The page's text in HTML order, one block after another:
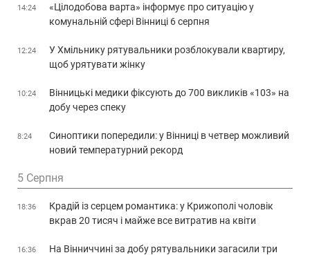
14:24
«Цілодобова варта» інформує про ситуацію у
комунальній сфері Вінниці 6 серпня
12:24
У Хмільнику рятувальники розблокували квартиру,
щоб урятувати жінку
10:24
Вінницькі медики фіксують до 700 викликів «103» на
добу через спеку
8:24
Синоптики попередили: у Вінниці в четвер можливий
новий температурний рекорд
5 Серпня
18:36
Крадій із серцем романтика: у Крижополі чоловік
вкрав 20 тисяч і майже все витратив на квіти
16:36
На Вінниччині за добу рятувальники загасили три